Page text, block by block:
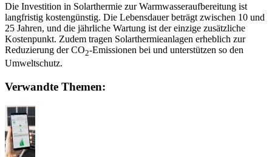
Die Investition in Solarthermie zur Warmwasseraufbereitung ist
langfristig kostengünstig. Die Lebensdauer beträgt zwischen 10 und
25 Jahren, und die jährliche Wartung ist der einzige zusätzliche
Kostenpunkt. Zudem tragen Solarthermieanlagen erheblich zur
Reduzierung der CO2-Emissionen bei und unterstützen so den
Umweltschutz.
Verwandte Themen: